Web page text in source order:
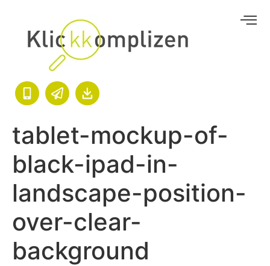
tablet-mockup-of-
black-ipad-in-
landscape-position-
over-clear-
background